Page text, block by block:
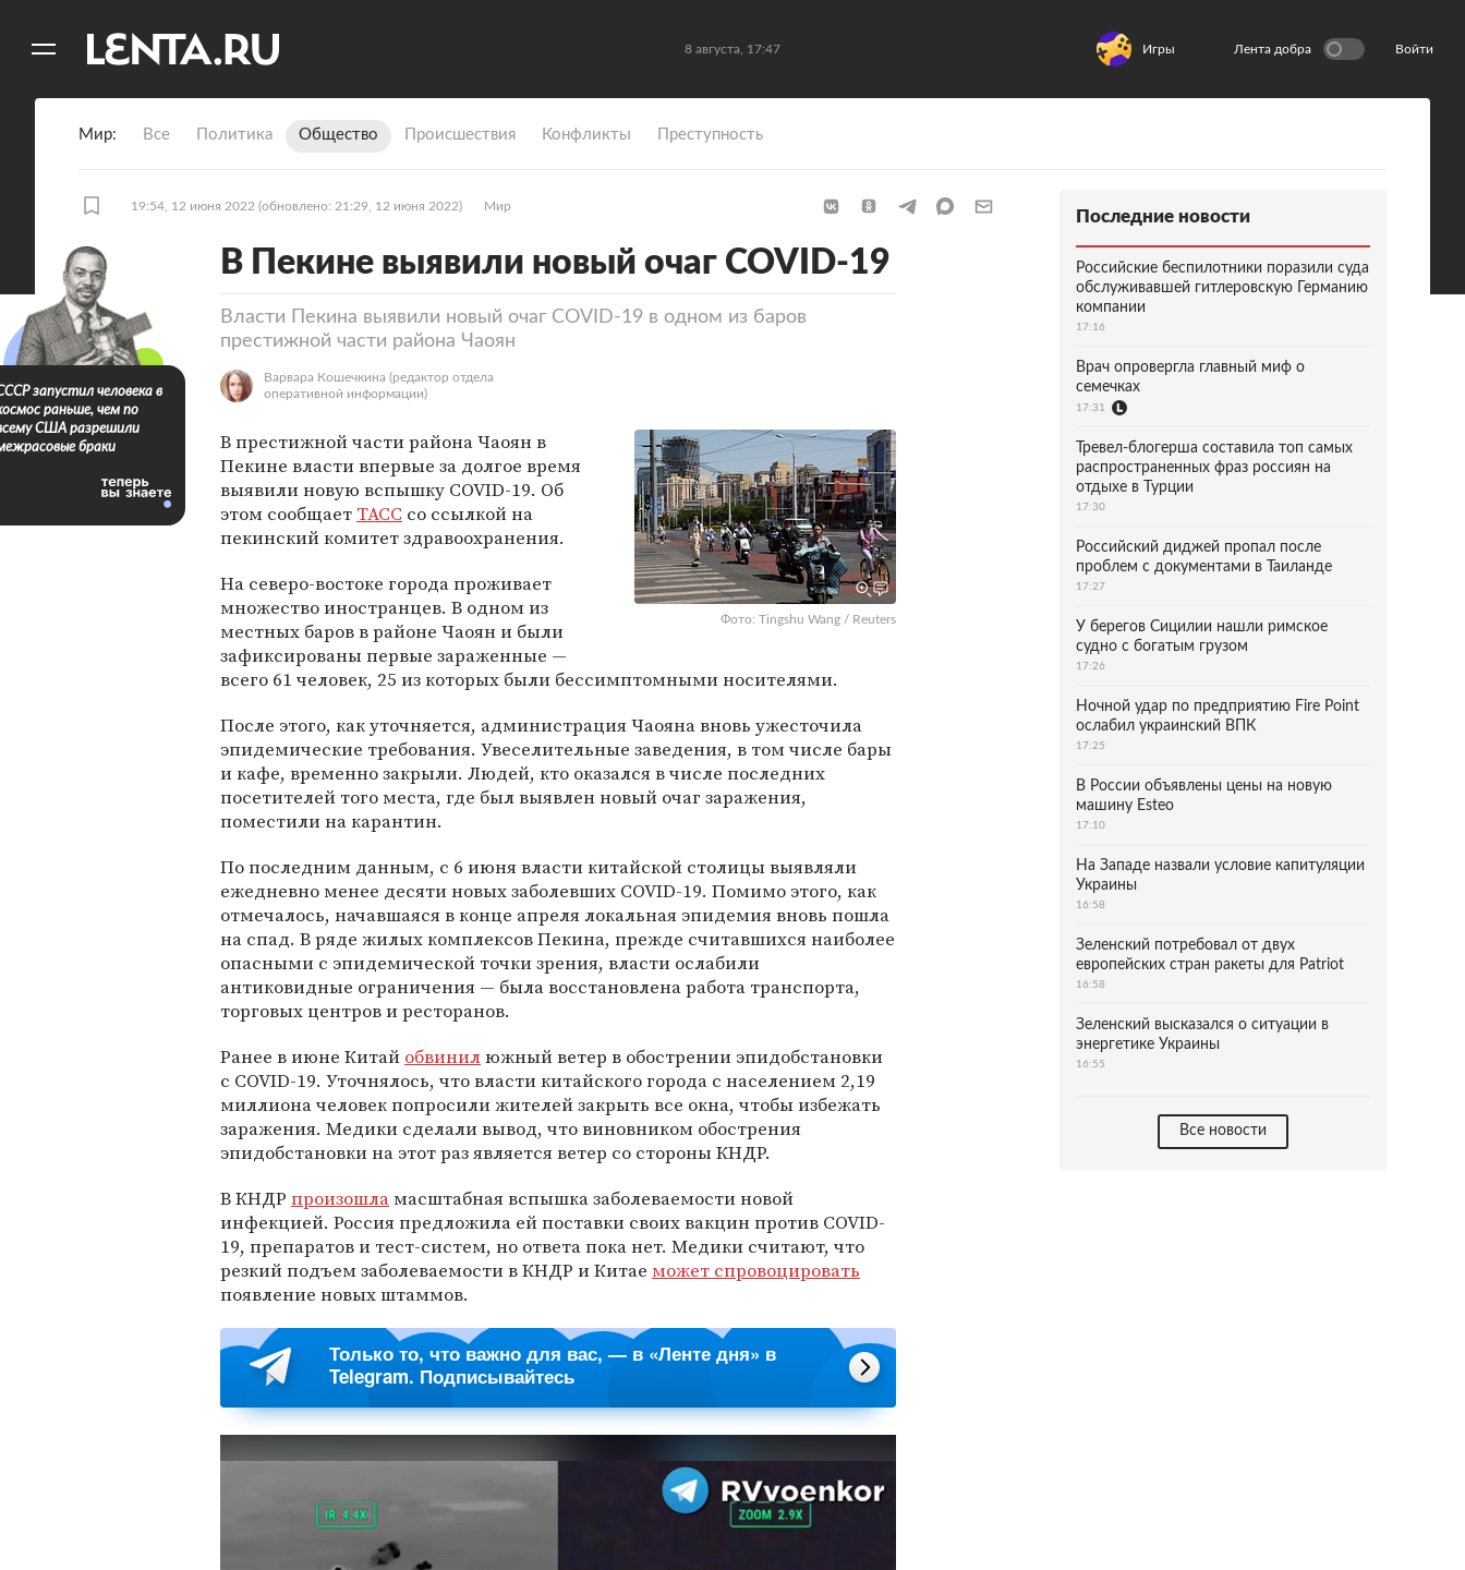
8 августа, 17:47 Игры Лента добра Войти
Мир Все Политика Общество Происшествия Конфликты Преступность
19:54, 12 июня 2022 (обновлено: 21:29, 12 июня 2022) Мир
В Пекине выявили новый очаг COVID-19
Власти Пекина выявили новый очаг COVID-19 в одном из баров
престижной части района Чаоян
Варвара Кошечкина (редактор отдела
оперативной информации)
Фото: Tingshu Wang / Reuters
В престижной части района Чаоян в
Пекине власти впервые за долгое время
выявили новую вспышку COVID-19. Об
этом сообщает ТАСС со ссылкой на
пекинский комитет здравоохранения.
На северо-востоке города проживает
множество иностранцев. В одном из
местных баров в районе Чаоян и были
зафиксированы первые зараженные —
всего 61 человек, 25 из которых были бессимптомными носителями.
После этого, как уточняется, администрация Чаояна вновь ужесточила
эпидемические требования. Увеселительные заведения, в том числе бары
и кафе, временно закрыли. Людей, кто оказался в числе последних
посетителей того места, где был выявлен новый очаг заражения,
поместили на карантин.
По последним данным, с 6 июня власти китайской столицы выявляли
ежедневно менее десяти новых заболевших COVID-19. Помимо этого, как
отмечалось, начавшаяся в конце апреля локальная эпидемия вновь пошла
на спад. В ряде жилых комплексов Пекина, прежде считавшихся наиболее
опасными с эпидемической точки зрения, власти ослабили
антиковидные ограничения — была восстановлена работа транспорта,
торговых центров и ресторанов.
Ранее в июне Китай обвинилюжный ветер в обострении эпидобстановки
с COVID-19. Уточнялось, что власти китайского города с населением 2,19
миллиона человек попросили жителей закрыть все окна, чтобы избежать
заражения. Медики сделали вывод, что виновником обострения
эпидобстановки на этот раз является ветер со стороны КНДР.
В КНДР произошла масштабная вспышка заболеваемости новой
инфекцией. Россия предложила ей поставки своих вакцин против COVID-
19, препаратов и тест-систем, но ответа пока нет. Медики считают, что
резкий подъем заболеваемости в КНДР и Китае может спровоцировать
появление новых штаммов.
Только то, что важно для вас, — в «Ленте дня» в
Telegram. Подписывайтесь
запустил человека в
раньше, чем по
США разрешили
браки
Последние новости
Российские беспилотники поразили суда
обслуживавшей гитлеровскую Германию
компании
17:16
Врач опровергла главный миф о
семечках
17:31
Тревел-блогерша составила топ самых
распространенных фраз россиян на
отдыхе в Турции
17:30
Российский диджей пропал после
проблем с документами в Таиланде
17:27
У берегов Сицилии нашли римское
судно с богатым грузом
17:26
Ночной удар по предприятию Fire Point
ослабил украинский ВПК
17:25
В России объявлены цены на новую
машину Esteo
17:10
На Западе назвали условие капитуляции
Украины
16:58
Зеленский потребовал от двух
европейских стран ракеты для Patriot
16:58
Зеленский высказался о ситуации в
энергетике Украины
16:55
Все новости